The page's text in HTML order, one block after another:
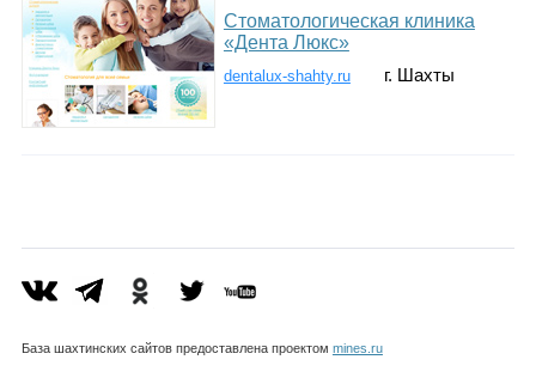
Гороскоп
Стоматологическая клиника
«Дента Люкс»
dentalux-shahty.ru г. Шахты
База шахтинских сайтов предоставлена проектом mines.ru